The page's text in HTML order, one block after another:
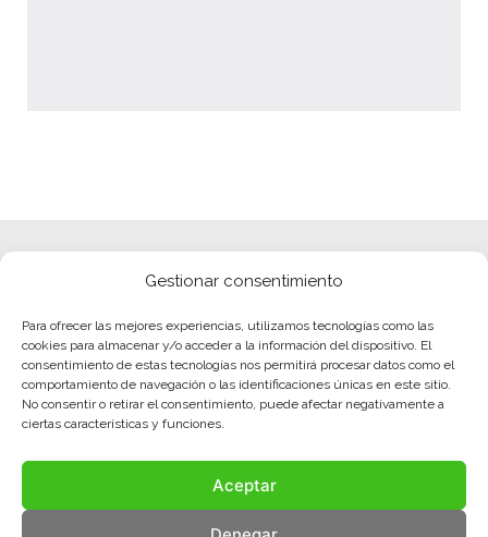
Gestionar consentimiento
Para ofrecer las mejores experiencias, utilizamos tecnologías como las
cookies para almacenar y/o acceder a la información del dispositivo. El
consentimiento de estas tecnologías nos permitirá procesar datos como el
comportamiento de navegación o las identificaciones únicas en este sitio.
No consentir o retirar el consentimiento, puede afectar negativamente a
ciertas características y funciones.
Aceptar